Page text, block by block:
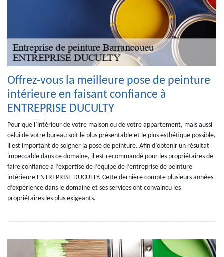
Offrez-vous la meilleure pose de peinture
intérieure en faisant confiance à
ENTREPRISE DUCULTY
Pour que l’intérieur de votre maison ou de votre appartement, mais aussi
celui de votre bureau soit le plus présentable et le plus esthétique possible,
il est important de soigner la pose de peinture. Afin d’obtenir un résultat
impeccable dans ce domaine, il est recommandé pour les propriétaires de
faire confiance à l’expertise de l’équipe de l’entreprise de peinture
intérieure ENTREPRISE DUCULTY. Cette dernière compte plusieurs années
d’expérience dans le domaine et ses services ont convaincu les
propriétaires les plus exigeants.